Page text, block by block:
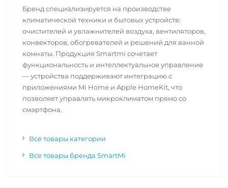
Бренд специализируется на производстве
климатической техники и бытовых устройств:
очистителей и увлажнителей воздуха, вентиляторов,
конвекторов, обогревателей и решений для ванной
комнаты. Продукция Smartmi сочетает
функциональность и интеллектуальное управление
— устройства поддерживают интеграцию с
приложениями Mi Home и Apple HomeKit, что
позволяет управлять микроклиматом прямо со
смартфона.
Все товары категории
Все товары бренда SmartMi